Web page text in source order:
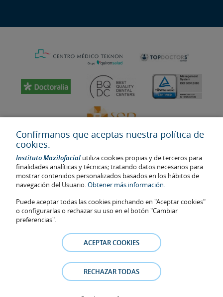
Última actualización: 2023
No. de autorización de centro sanitario: E08646940
La información presente en la web no reemplaza sino complementa
la relación médico-paciente. En caso de duda, consulte con el
médico de referencia. Las fotos y los testimonios de los pacientes
identificables que aparecen en la web están publicadas con su
consentimiento y se retirarán en cualquier momento a petición de
Política de Cookies–Política de Privacidad
Confírmanos que aceptas nuestra política de
cookies.
Instituto Maxilofacial utiliza cookies propias y de terceros para
finalidades analíticas y técnicas; tratando datos necesarios para
mostrar contenidos personalizados basados en los hábitos de
navegación del Usuario.Obtener más información.
Puede aceptar todas las cookies pinchando en "Aceptar cookies"
o configurarlas o rechazar su uso en el botón "Cambiar
preferencias".
ACEPTAR COOKIES
RECHAZAR TODAS